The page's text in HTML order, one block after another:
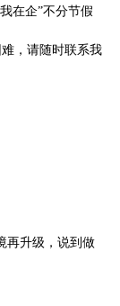
在企”不分节假
，请随时联系我
再升级，说到做